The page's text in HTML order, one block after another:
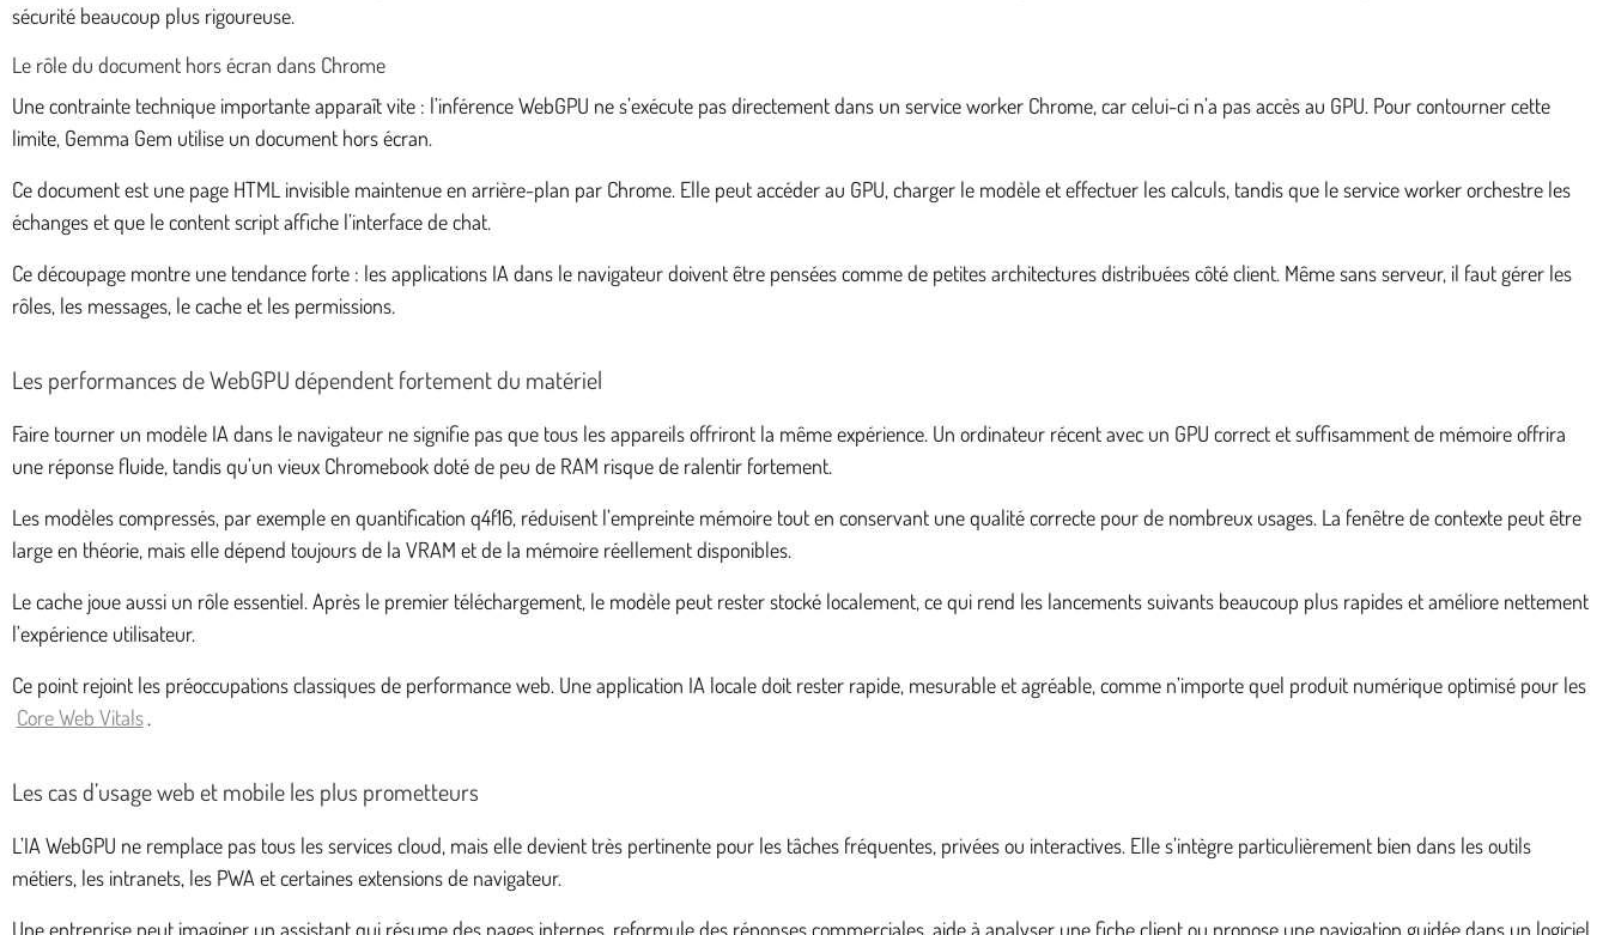
sécurité beaucoup plus rigoureuse.
Le rôle du document hors écran dans Chrome
Une contrainte technique importante apparaît vite : l’inférence WebGPU ne s’exécute pas directement dans un service worker Chrome, car celui-ci n’a pas accès au GPU. Pour contourner cette
limite, Gemma Gem utilise un document hors écran.
Ce document est une page HTML invisible maintenue en arrière-plan par Chrome. Elle peut accéder au GPU, charger le modèle et effectuer les calculs, tandis que le service worker orchestre les
échanges et que le content script affiche l’interface de chat.
Ce découpage montre une tendance forte : les applications IA dans le navigateur doivent être pensées comme de petites architectures distribuées côté client. Même sans serveur, il faut gérer les
rôles, les messages, le cache et les permissions.
Les performances de WebGPU dépendent fortement du matériel
Faire tourner un modèle IA dans le navigateur ne signifie pas que tous les appareils offriront la même expérience. Un ordinateur récent avec un GPU correct et suffisamment de mémoire offrira
une réponse fluide, tandis qu’un vieux Chromebook doté de peu de RAM risque de ralentir fortement.
Les modèles compressés, par exemple en quantification q4f16, réduisent l’empreinte mémoire tout en conservant une qualité correcte pour de nombreux usages. La fenêtre de contexte peut être
large en théorie, mais elle dépend toujours de la VRAM et de la mémoire réellement disponibles.
Le cache joue aussi un rôle essentiel. Après le premier téléchargement, le modèle peut rester stocké localement, ce qui rend les lancements suivants beaucoup plus rapides et améliore nettement
l’expérience utilisateur.
Ce point rejoint les préoccupations classiques de performance web. Une application IA locale doit rester rapide, mesurable et agréable, comme n’importe quel produit numérique optimisé pour les
Core Web Vitals .
Les cas d’usage web et mobile les plus prometteurs
L’IA WebGPU ne remplace pas tous les services cloud, mais elle devient très pertinente pour les tâches fréquentes, privées ou interactives. Elle s’intègre particulièrement bien dans les outils
métiers, les intranets, les PWA et certaines extensions de navigateur.
Une entreprise peut imaginer un assistant qui résume des pages internes, reformule des réponses commerciales, aide à analyser une fiche client ou propose une navigation guidée dans un logiciel